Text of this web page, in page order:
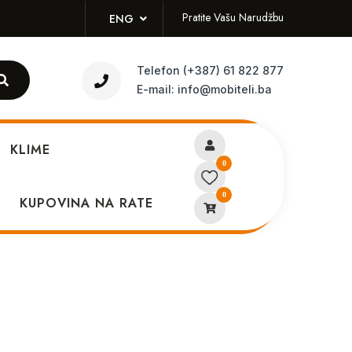
ENG Pratite Vašu Narudžbu
Telefon (+387) 61 822 877
E-mail: info@mobiteli.ba
KLIME
KUPOVINA NA RATE
0
0
case crvena *